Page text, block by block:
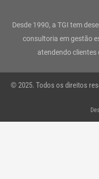
g
r
a
m
o
o
k
-
Desde 1990, a TGI tem
consultoria em gestão
atendendo clientes
© 2025. Todos os direitos